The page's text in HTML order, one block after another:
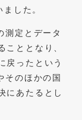
した。
測定とデータ
こととなり、
戻ったという
そのほかの国
にあたるとし